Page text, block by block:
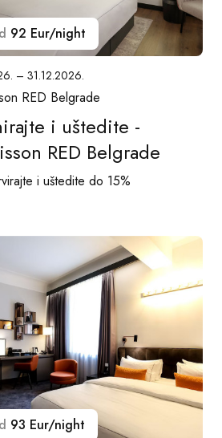
92 Eur/night
– 31.12.2026.
RED Belgrade
i uštedite -
RED Belgrade
i uštedite do 15%
93 Eur/night